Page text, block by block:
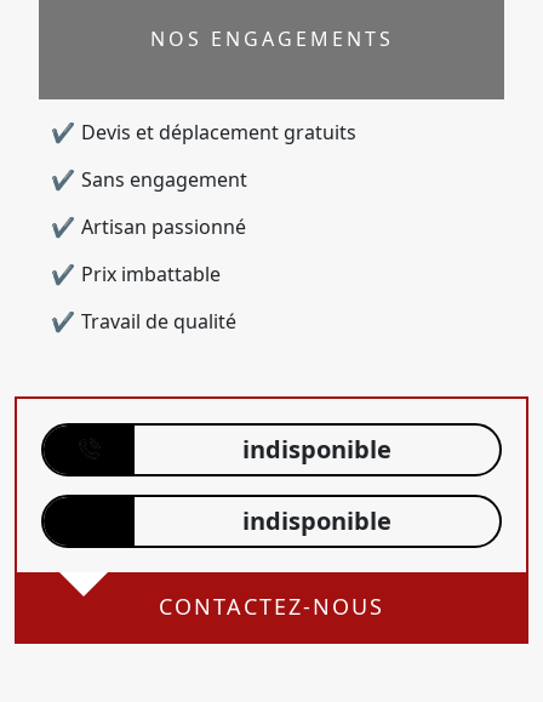
NOS ENGAGEMENTS
Devis et déplacement gratuits
Sans engagement
Artisan passionné
Prix imbattable
Travail de qualité
indisponible
indisponible
CONTACTEZ-NOUS